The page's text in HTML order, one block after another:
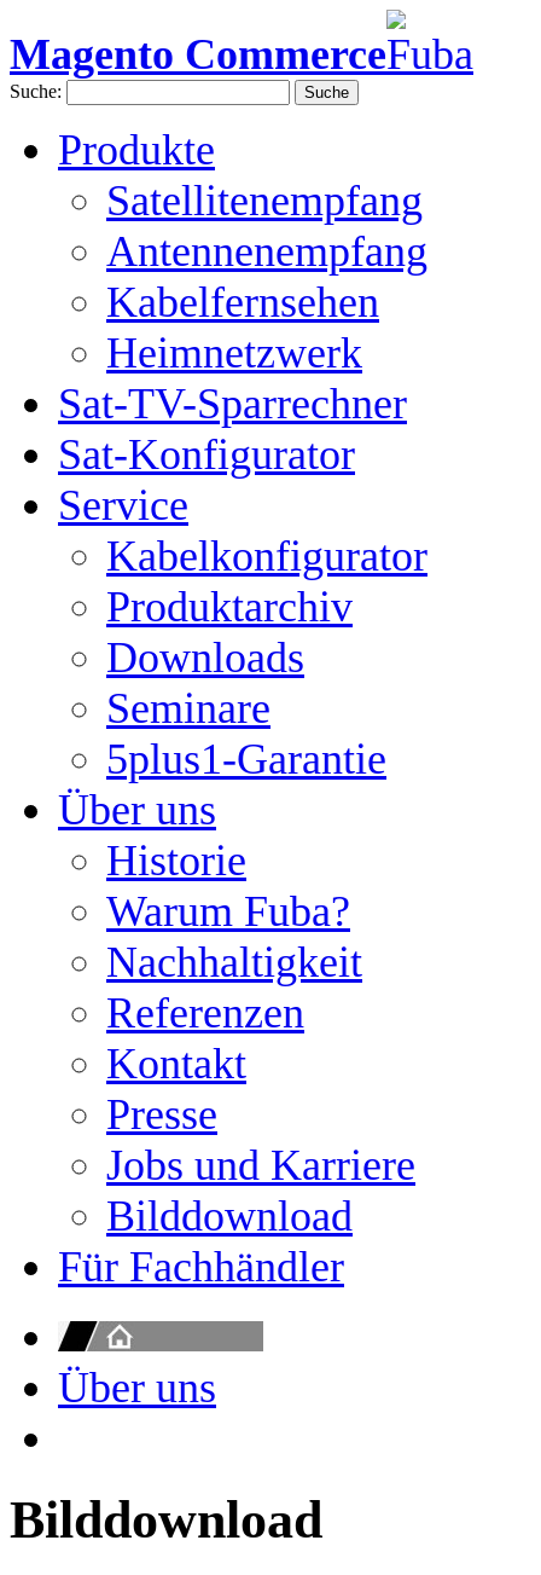
Magento Commerce
Suche: Suche
Produkte
Satellitenempfang
Antennenempfang
Kabelfernsehen
Heimnetzwerk
Sat-TV-Sparrechner
Sat-Konfigurator
Service
Kabelkonfigurator
Produktarchiv
Downloads
Seminare
5plus1-Garantie
Über uns
Historie
Warum Fuba?
Nachhaltigkeit
Referenzen
Kontakt
Presse
Jobs und Karriere
Bilddownload
Für Fachhändler
Über uns
Bilddownload